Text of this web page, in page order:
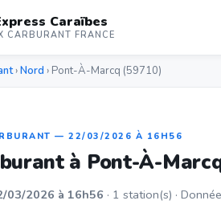
Caraïbes
CARBURANT FRANCE
›Nord › Pont-À-Marcq (59710)
— 22/03/2026 À 16H56
à Pont-À-
03/2026 à 16h56 · 1 station(s) ·